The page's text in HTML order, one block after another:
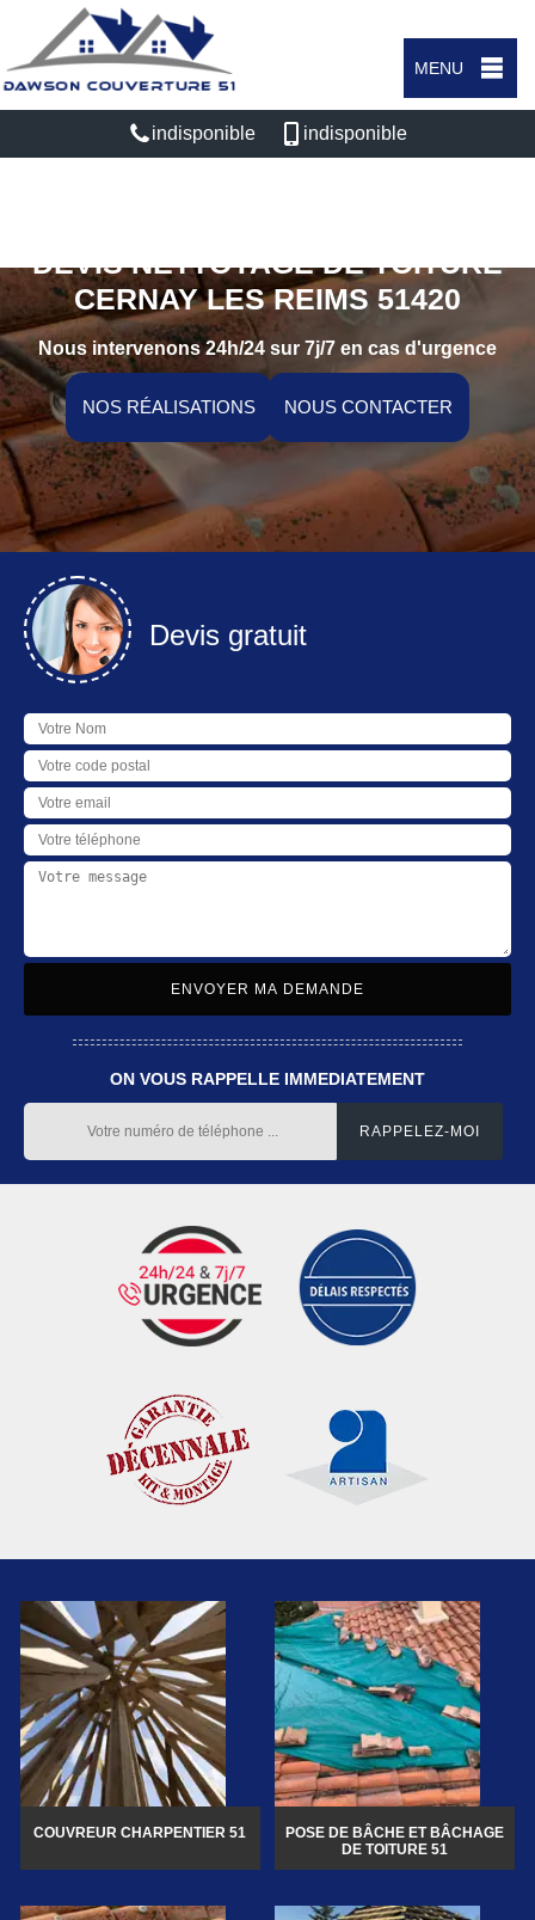
MENU
indisponible indisponible
DEVIS NETTOYAGE DE TOITURE
CERNAY LES REIMS 51420
Nous intervenons 24h/24 sur 7j/7 en cas d'urgence
NOS RÉALISATIONS NOUS CONTACTER
Devis gratuit
ON VOUS RAPPELLE IMMEDIATEMENT
COUVREUR CHARPENTIER 51
POSE DE BÂCHE ET BÂCHAGE
DE TOITURE 51